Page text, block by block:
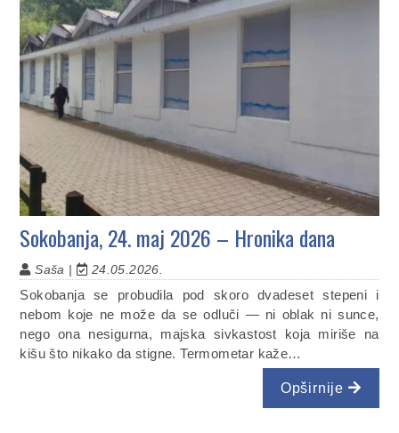
Sokobanja, 24. maj 2026 – Hronika dana
Saša | 24.05.2026.
Sokobanja se probudila pod skoro dvadeset stepeni i
nebom koje ne može da se odluči — ni oblak ni sunce,
nego ona nesigurna, majska sivkastost koja miriše na
kišu što nikako da stigne. Termometar kaže…
Opširnije